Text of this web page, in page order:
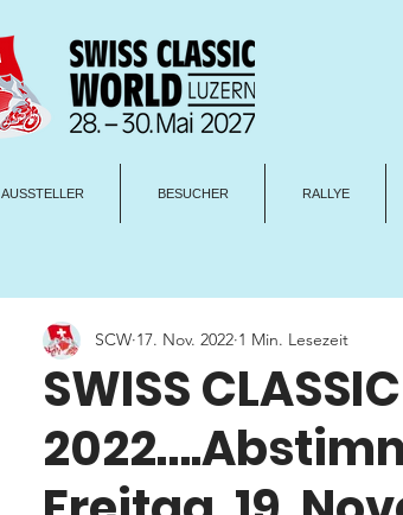
AUSSTELLER BESUCHER RALLYE
SWISS
SCW 17. Nov. 2022 1 Min. Lesezeit